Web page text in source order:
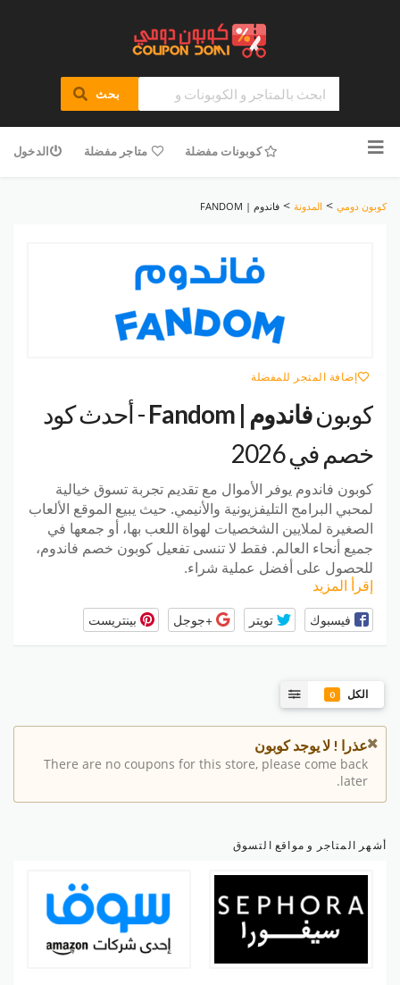
بحث
للمحتوى
كوبونات مفضلة متاجر مفضلة الدخول
كوبون دومي > المدونة > فاندوم | FANDOM
إضافة المتجر للمفضلة
كوبونفاندوم | Fandom
- أحدث كود
خصم في 2026
كوبون فاندوم يوفر الأموال مع تقديم تجربة تسوق خيالية
لمحبي البرامج التليفزيونية والأنيمي. حيث يبيع الموقع الألعاب
الصغيرة لملايين الشخصيات لهواة اللعب بها، أو جمعها في
جميع أنحاء العالم. فقط لا تنسى تفعيل كوبون خصم فاندوم،
للحصول على أفضل عملية شراء.
إقرأ المزيد
فيسبوك تويتر +جوجل بينتريست
الكل 0
عذرا ! لا يوجد كوبون
There are no coupons for this store, please come back
later.
أشهر المتاجر و مواقع التسوق